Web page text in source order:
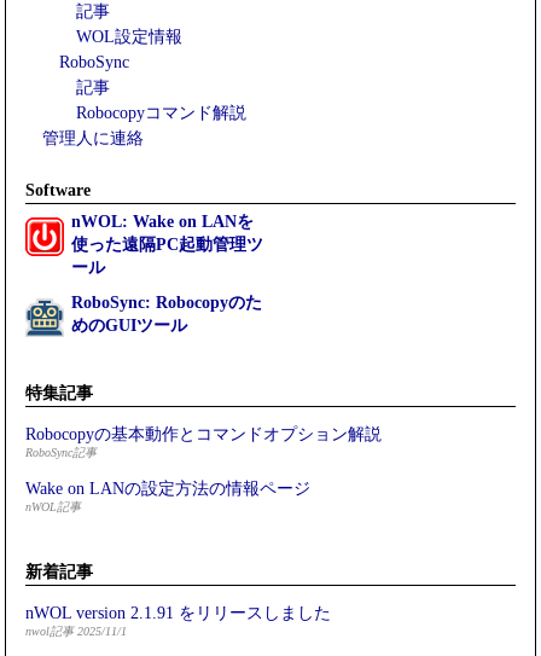
記事
WOL設定情報
RoboSync
記事
Robocopyコマンド解説
管理人に連絡
Software
nWOL: Wake on LANを
使った遠隔PC起動管理ツ
ール
RoboSync: Robocopyのた
めのGUIツール
特集記事
Robocopyの基本動作とコマンドオプション解説
RoboSync記事
Wake on LANの設定方法の情報ページ
nWOL記事
新着記事
nWOL version 2.1.91 をリリースしました
nwol記事 2025/11/1